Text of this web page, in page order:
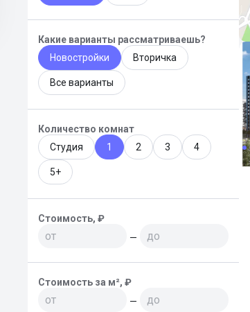
Какие варианты рассматриваешь?
Новостройки
Вторичка
Все варианты
Количество комнат
Студия
1 2 3 4
5+
Стоимость, ₽
—
Стоимость за м², ₽
—